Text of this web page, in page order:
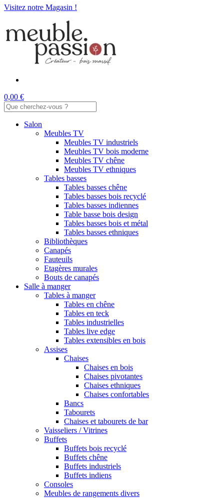
Visitez notre Magasin !
0,00 €
Salon
Meubles TV
Meubles TV industriels
Meubles TV bois moderne
Meubles TV chêne
Meubles TV ethniques
Tables basses
Tables basses chêne
Tables basses bois recyclé
Tables basses indiennes
Table basse bois design
Tables basses bois et métal
Tables basses ethniques
Bibliothèques
Canapés
Fauteuils
Etagères murales
Bouts de canapés
Salle à manger
Tables à manger
Tables en chêne
Tables en teck
Tables industrielles
Tables live edge
Tables extensibles en bois
Assises
Chaises
Chaises en bois
Chaises pivotantes
Chaises ethniques
Chaises confortables
Bancs
Tabourets
Chaises et tabourets de bar
Vaisseliers / Vitrines
Buffets
Buffets bois recyclé
Buffets chêne
Buffets industriels
Buffets indiens
Consoles
Meubles de rangements divers